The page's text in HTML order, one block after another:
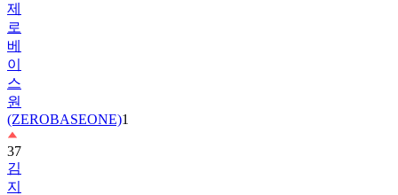
제
로
베
이
스
원
(ZEROBASEONE)1
37
김
지